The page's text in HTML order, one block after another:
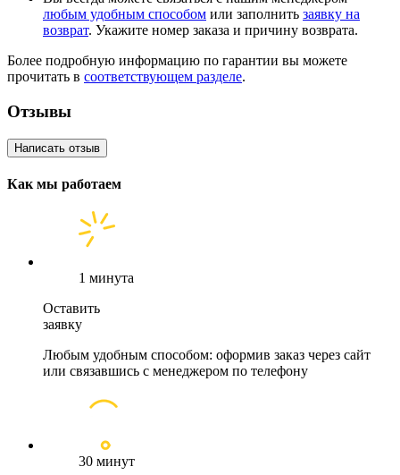
любым удобным способом или заполнить заявку на
возврат. Укажите номер заказа и причину возврата.
Более подробную информацию по гарантии вы можете
прочитать в соответствующем разделе.
Отзывы
Написать отзыв
Как мы работаем
1 минута
Оставить
заявку
Любым удобным способом: оформив заказ через сайт
или связавшись с менеджером по телефону
30 минут